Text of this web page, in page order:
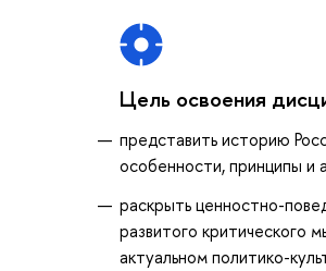
Цель освоения
представить историю
особенности, принципы и
раскрыть ценностно-
развитого критического
актуальном политико-